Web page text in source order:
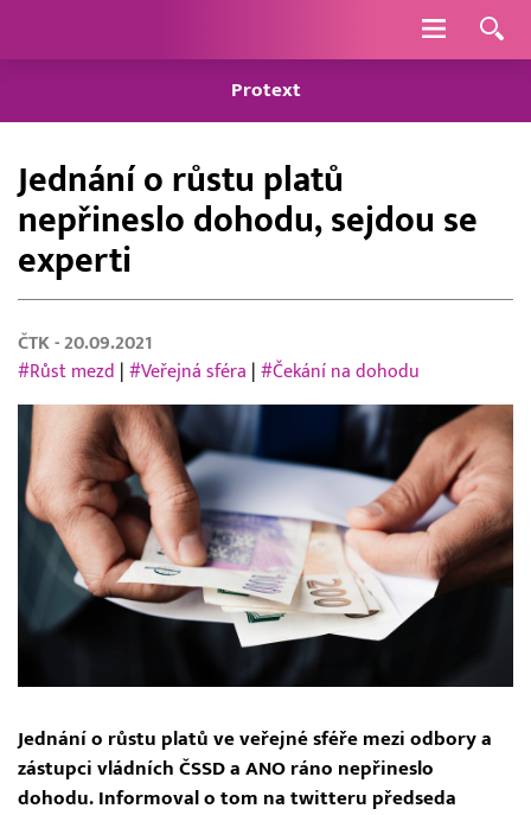
Navigace
Protext
Jednání o růstu platů
nepřineslo dohodu, sejdou se
experti
ČTK - 20.09.2021
#Růst mezd
#Veřejná sféra #Čekání na dohodu
Jednání o růstu platů ve veřejné sféře mezi odbory a
zástupci vládních ČSSD a ANO ráno nepřineslo
dohodu. Informoval o tom na twitteru předseda